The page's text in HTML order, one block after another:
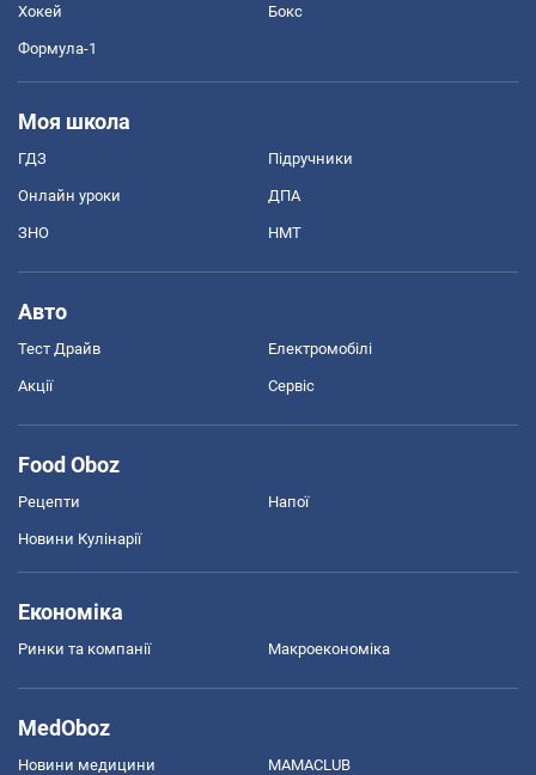
Хокей Бокс
Формула-1
Моя школа
ГДЗ Підручники
Онлайн уроки ДПА
ЗНО НМТ
Авто
Тест Драйв Електромобілі
Акції Сервіс
Food Oboz
Рецепти Напої
Новини Кулінарії
Економіка
Ринки та компанії Макроекономіка
MedOboz
Новини медицини MAMACLUB